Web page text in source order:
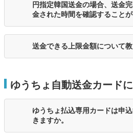
円指定韓国送金の場合、送金
金された時間を確認することが
送金できる上限金額について教
ゆうちょ自動送金カード
ゆうちょ払込専用カードは申
きますか。